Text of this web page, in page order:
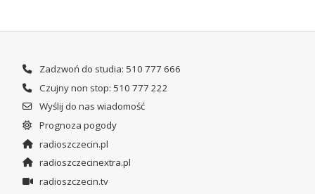
Zadzwoń do studia: 510 777 666
Czujny non stop: 510 777 222
Wyślij do nas wiadomość
Prognoza pogody
radioszczecin.pl
radioszczecinextra.pl
radioszczecin.tv